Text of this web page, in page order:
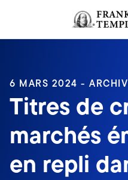
Header menu toggle
Ouverture de session
6 MARS 2024 -
Titres de
marchés
en repli